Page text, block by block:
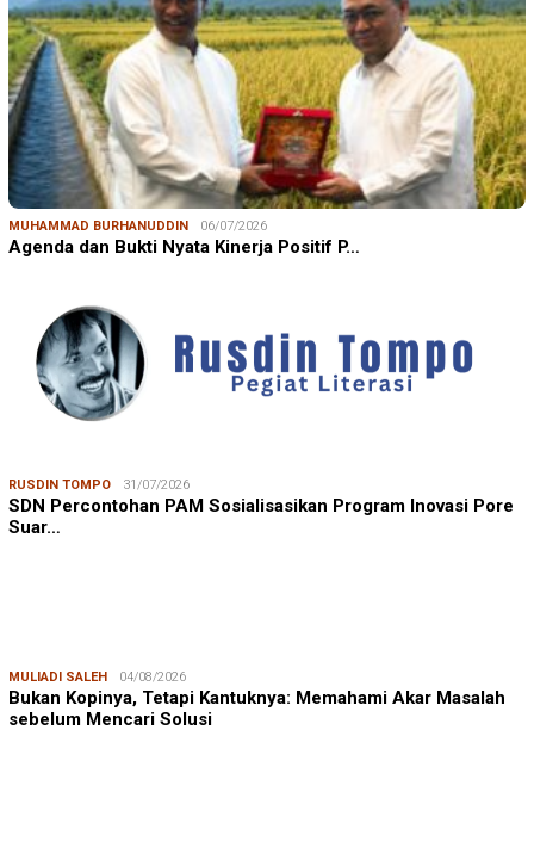
MUHAMMAD BURHANUDDIN 06/07/2026
Agenda dan Bukti Nyata Kinerja Positif P…
RUSDIN TOMPO 31/07/2026
SDN Percontohan PAM Sosialisasikan Program Inovasi Pore
Suar…
MULIADI SALEH 04/08/2026
Bukan Kopinya, Tetapi Kantuknya: Memahami Akar Masalah
sebelum Mencari Solusi